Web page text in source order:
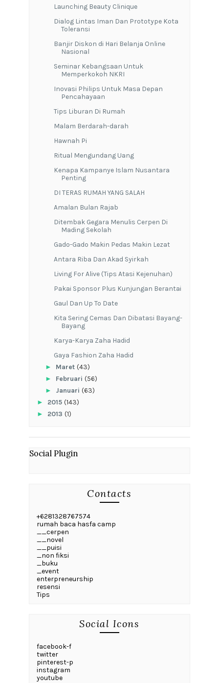
Launching Beauty Clinique
Dialog Lintas Iman Dan Prototype Kota
Toleransi
Banjir Diskon di Hari Belanja Online
Nasional
Seminar Kebangsaan Untuk
Memperkokoh NKRI
Inovasi Philips Untuk Masa Depan
Pencahayaan
Tips Liburan Di Rumah
Malam Berdarah-darah
Hawnah Pi
Ritual Mengundang Uang
Kenapa Kampanye Islam Nusantara
Penting
DI TERAS RUMAH YANG SALAH
Amalan Bulan Rajab
Ditembak Gegara Menulis Cerpen Di
Mading Sekolah
Gado-Gado Makin Pedas Makin Lezat
Antara Riba Dan Akad Syirkah
Living For Alive (Tips Atasi Kejenuhan)
Pakai Sponsor Plus Kunjungan Berantai
Gaul Dan Up To Date
Kita Sering Cemas Dan Dibatasi Bayang-
Bayang
Karya-Karya Zaha Hadid
Gaya Fashion Zaha Hadid
► Maret (43)
► Februari (56)
► Januari (63)
► 2015 (143)
► 2013 (1)
Social Plugin
Contacts
+6281328767574
rumah baca hasfa camp
__cerpen
__novel
__puisi
_non fiksi
_buku
_event
enterpreneurship
resensi
Tips
Social Icons
facebook-f
twitter
pinterest-p
instagram
youtube